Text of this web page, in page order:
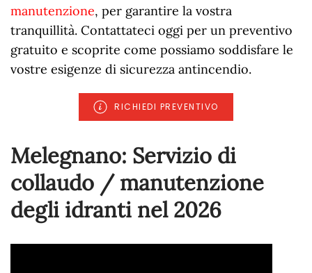
manutenzione, per garantire la vostra
tranquillità. Contattateci oggi per un preventivo
gratuito e scoprite come possiamo soddisfare le
vostre esigenze di sicurezza antincendio.
RICHIEDI PREVENTIVO
Melegnano: Servizio di
collaudo / manutenzione
degli idranti nel 2026